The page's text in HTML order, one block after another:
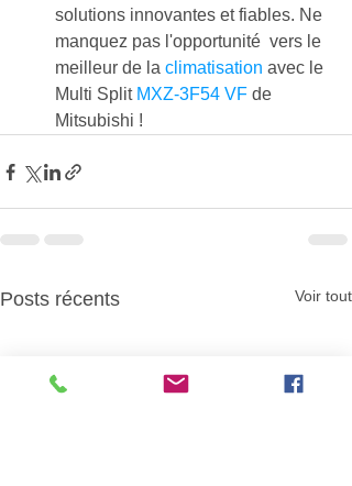
solutions innovantes et fiables. Ne
manquez pas l'opportunité  vers le
meilleur de la climatisation avec le
Multi Split MXZ-3F54 VF de
Mitsubishi !
Posts récents Voir tout